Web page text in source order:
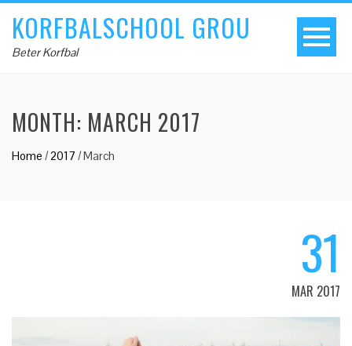
KORFBALSCHOOL GROU
Beter Korfbal
MONTH: MARCH 2017
Home /2017 /March
31
MAR 2017